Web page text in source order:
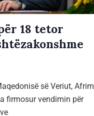
18 tetor
së Veriut, Afrim
firmosur vendimin për